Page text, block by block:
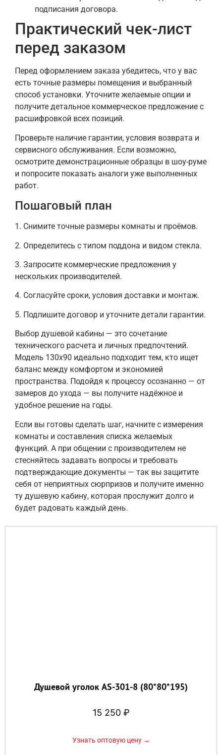
подписания договора.
Практический чек-лист
перед заказом
Перед оформлением заказа убедитесь, что у вас
есть точные размеры помещения и выбранный
способ установки. Уточните желаемые опции и
получите детальное коммерческое предложение с
расшифровкой всех позиций.
Проверьте наличие гарантии, условия возврата и
сервисного обслуживания. Если возможно,
осмотрите демонстрационные образцы в шоу-руме
и попросите показать аналоги уже выполненных
работ.
Пошаговый план
1. Снимите точные размеры комнаты и проёмов.
2. Определитесь с типом поддона и видом стекла.
3. Запросите коммерческие предложения у
нескольких производителей.
4. Согласуйте сроки, условия доставки и монтаж.
5. Подпишите договор и уточните детали гарантии.
Выбор душевой кабины — это сочетание
технического расчета и личных предпочтений.
Модель 130х90 идеально подходит тем, кто ищет
баланс между комфортом и экономией
пространства. Подойдя к процессу осознанно — от
замеров до ухода — вы получите надёжное и
удобное решение на годы.
Если вы готовы сделать шаг, начните с измерения
комнаты и составления списка желаемых
функций. А при общении с производителем не
стесняйтесь задавать вопросы и требовать
подтверждающие документы — так вы защитите
себя от неприятных сюрпризов и получите именно
ту душевую кабину, которая прослужит долго и
будет радовать каждый день.
Душевой уголок AS-301-8 (80*80*195)
15 250 ₽
Узнать оптовую цену →